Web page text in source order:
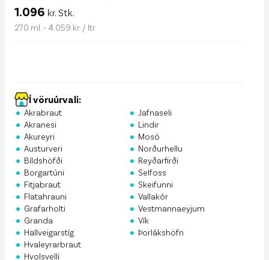
1.096 kr. Stk.
270 ml. - 4.059 kr. / ltr
Í vöruúrvali:
• Akrabraut
• Akranesi
• Akureyri
• Austurveri
• Bíldshöfði
• Borgartúni
• Fitjabraut
• Flatahrauni
• Grafarholti
• Granda
• Hallveigarstíg
• Hvaleyrarbraut
• Hvolsvelli
• Jafnaseli
• Lindir
• Mosó
• Norðurhellu
• Reyðarfirði
• Selfoss
• Skeifunni
• Vallakór
• Vestmannaeyjum
• Vík
• Þorlákshöfn